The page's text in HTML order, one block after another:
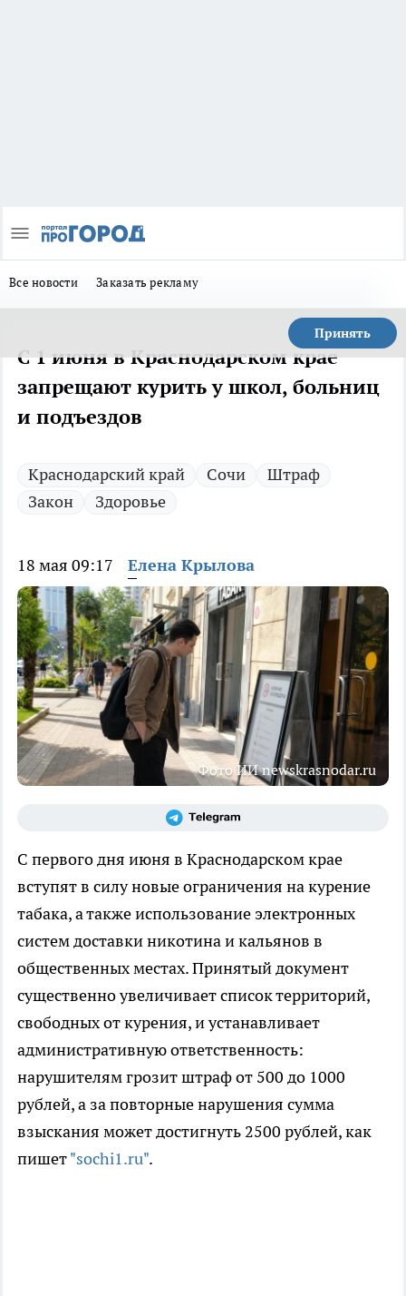
Все новости Заказать рекламу
Принять
С 1 июня в Краснодарском крае
запрещают курить у школ, больниц
и подъездов
Краснодарский край Сочи
Штраф
Закон
Здоровье
18 мая 09:17 Елена Крылова
Фото ИИ newskrasnodar.ru
С первого дня июня в Краснодарском крае
вступят в силу новые ограничения на курение
табака, а также использование электронных
систем доставки никотина и кальянов в
общественных местах. Принятый документ
существенно увеличивает список территорий,
свободных от курения, и устанавливает
административную ответственность:
нарушителям грозит штраф от 500 до 1000
рублей, а за повторные нарушения сумма
взыскания может достигнуть 2500 рублей, как
пишет"sochi1.ru".